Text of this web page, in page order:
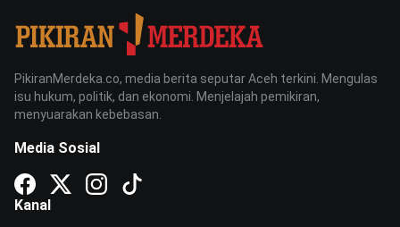
PikiranMerdeka.co, media berita seputar Aceh terkini. Mengulas
isu hukum, politik, dan ekonomi. Menjelajah pemikiran,
menyuarakan kebebasan.
Media Sosial
Kanal